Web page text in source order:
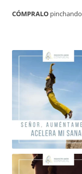
CÓMPRALO pinchando